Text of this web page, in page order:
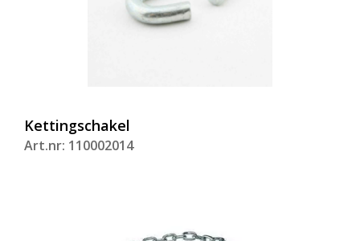
Kettingschakel
Art.nr: 110002014